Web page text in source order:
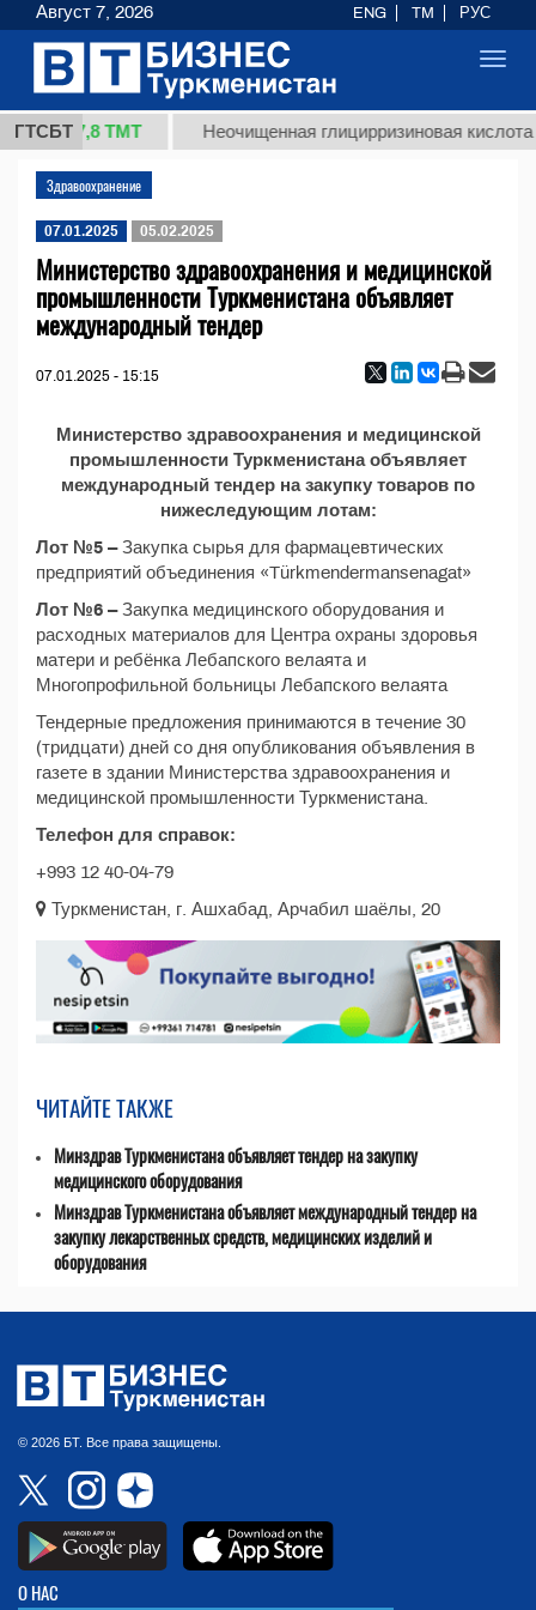
ГТСБТ
(кг.) 37,8 ТМТ Неочищенная глицирризиновая кислота
Здравоохранение
07.01.2025 05.02.2025
Министерство здравоохранения и медицинской
промышленности Туркменистана объявляет
международный тендер
07.01.2025 - 15:15
Министерство здравоохранения и медицинской
промышленности Туркменистана объявляет
международный тендер на закупку товаров по
нижеследующим лотам:
Лот №5 –Закупка сырья для фармацевтических
предприятий объединения «Türkmendermansenagat»
Лот №6 –Закупка медицинского оборудования и
расходных материалов для Центра охраны здоровья
матери и ребёнка Лебапского велаята и
Многопрофильной больницы Лебапского велаята
Тендерные предложения принимаются в течение 30
(тридцати) дней со дня опубликования объявления в
газете в здании Министерства здравоохранения и
медицинской промышленности Туркменистана.
Телефон для справок:
+993 12 40-04-79
Туркменистан, г. Ашхабад, Арчабил шаёлы, 20
ЧИТАЙТЕ ТАКЖЕ
Минздрав Туркменистана объявляет тендер на закупку
медицинского оборудования
Минздрав Туркменистана объявляет международный тендер на
закупку лекарственных средств, медицинских изделий и
оборудования
© 2026 БТ. Все права защищены.
О НАС
Август 7, 2026 ENG TM РУС